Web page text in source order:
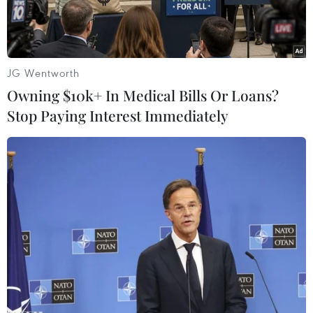
mạch.
CEO Apple Tim Cook giới thiệu mẫu máy tính Mac Pro cao cấp
tại sự kiện diễn ra ngày 3/6 ở San Jose, California. (Nguồn:
Getty Images)
Theo các hồ sơ Văn phòng Đại diện Thương mại
JG Wentworth
Owning $10k+ In Medical Bills Or Loans?
Stop Paying Interest Immediately